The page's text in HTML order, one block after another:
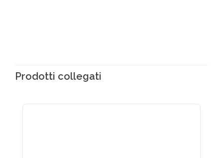
Prodotti collegati